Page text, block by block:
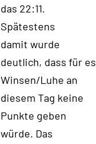
das 22:11.
Spätestens
damit wurde
deutlich, dass für es
Winsen/Luhe an
diesem Tag keine
Punkte geben
würde. Das